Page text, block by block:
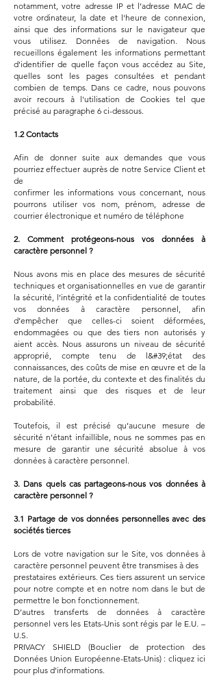
notamment, votre adresse IP et l’adresse MAC de
votre ordinateur, la date et l'heure de connexion,
ainsi que des informations sur le navigateur que
vous utilisez. Données de navigation. Nous
recueillons également les informations permettant
d'identifier de quelle façon vous accédez au Site,
quelles sont les pages consultées et pendant
combien de temps. Dans ce cadre, nous pouvons
avoir recours à l'utilisation de Cookies tel que
précisé au paragraphe 6 ci-dessous.
1.2 Contacts
Afin de donner suite aux demandes que vous
pourriez effectuer auprès de notre Service Client et
de
confirmer les informations vous concernant, nous
pourrons utiliser vos nom, prénom, adresse de
courrier électronique et numéro de téléphone
2. Comment protégeons-nous vos données à
caractère personnel ?
Nous avons mis en place des mesures de sécurité
techniques et organisationnelles en vue de garantir
la sécurité, l’intégrité et la confidentialité de toutes
vos données à caractère personnel, afin
d’empêcher que celles-ci soient déformées,
endommagées ou que des tiers non autorisés y
aient accès. Nous assurons un niveau de sécurité
approprié, compte tenu de l&#39;état des
connaissances, des coûts de mise en œuvre et de la
nature, de la portée, du contexte et des finalités du
traitement ainsi que des risques et de leur
probabilité.
Toutefois, il est précisé qu’aucune mesure de
sécurité n’étant infaillible, nous ne sommes pas en
mesure de garantir une sécurité absolue à vos
données à caractère personnel.
3. Dans quels cas partageons-nous vos données à
caractère personnel ?
3.1 Partage de vos données personnelles avec des
sociétés tierces
Lors de votre navigation sur le Site, vos données à
caractère personnel peuvent être transmises à des
prestataires extérieurs. Ces tiers assurent un service
pour notre compte et en notre nom dans le but de
permettre le bon fonctionnement.
D’autres transferts de données à caractère
personnel vers les Etats-Unis sont régis par le E.U. –
U.S.
PRIVACY SHIELD (Bouclier de protection des
Données Union Européenne-Etats-Unis) : cliquez ici
pour plus d’informations.